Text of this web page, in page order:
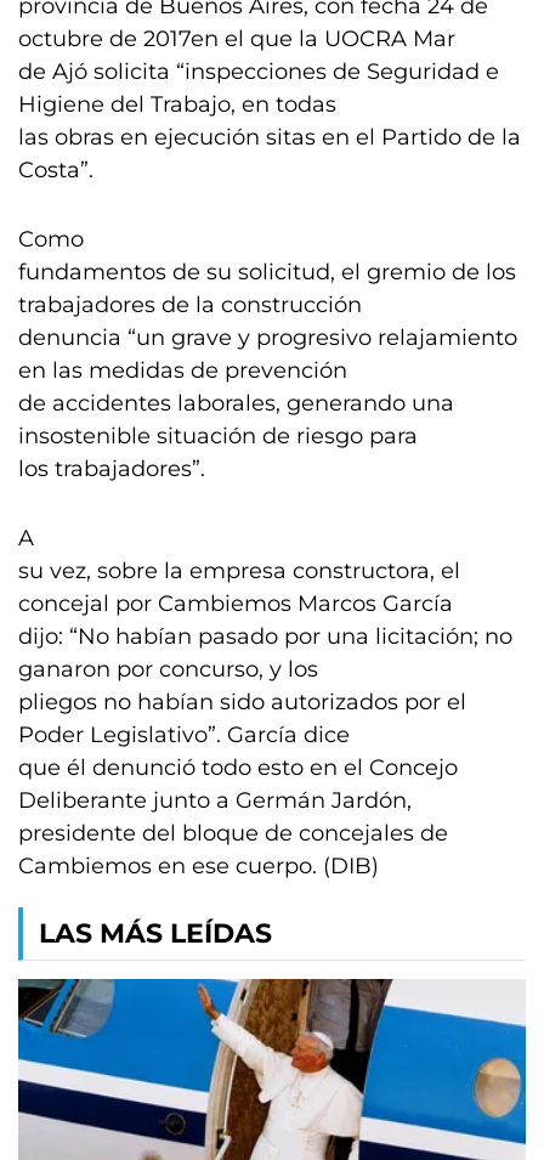
provincia de Buenos Aires, con fecha 24 de
octubre de 2017en el que la UOCRA Mar
de Ajó solicita “inspecciones de Seguridad e
Higiene del Trabajo, en todas
las obras en ejecución sitas en el Partido de la
Costa”.
Como
fundamentos de su solicitud, el gremio de los
trabajadores de la construcción
denuncia “un grave y progresivo relajamiento
en las medidas de prevención
de accidentes laborales, generando una
insostenible situación de riesgo para
los trabajadores”.
A
su vez, sobre la empresa constructora, el
concejal por Cambiemos Marcos García
dijo: “No habían pasado por una licitación; no
ganaron por concurso, y los
pliegos no habían sido autorizados por el
Poder Legislativo”. García dice
que él denunció todo esto en el Concejo
Deliberante junto a Germán Jardón,
presidente del bloque de concejales de
Cambiemos en ese cuerpo. (DIB)
LAS MÁS LEÍDAS